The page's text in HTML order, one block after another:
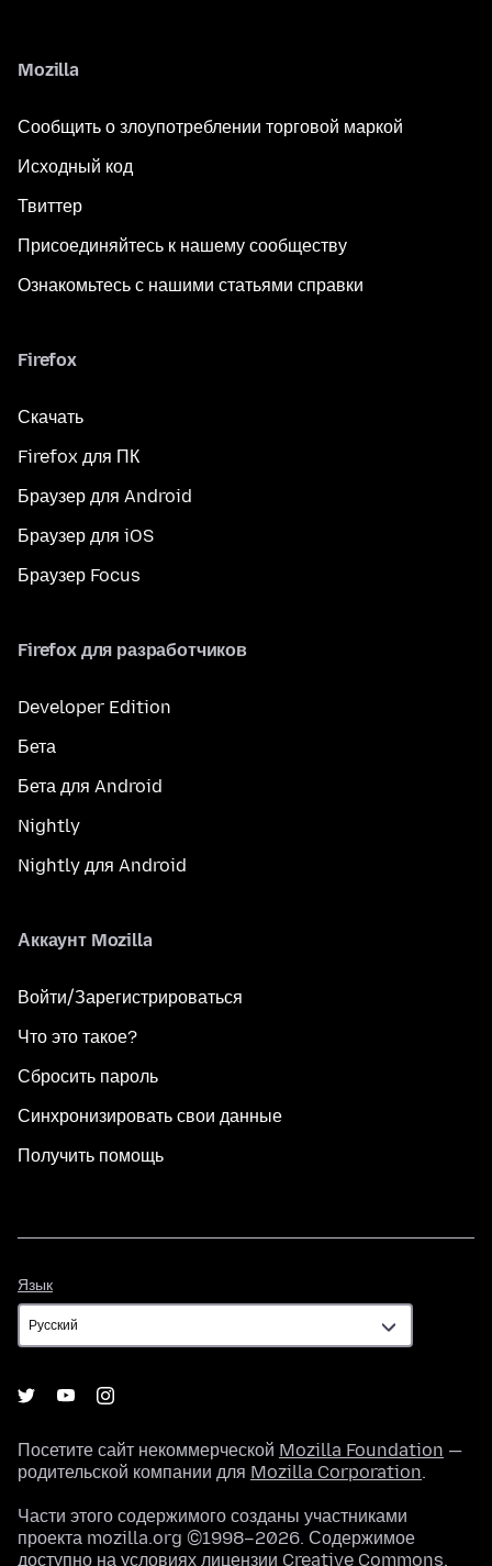
Mozilla
Сообщить о злоупотреблении торговой маркой
Исходный код
Твиттер
Присоединяйтесь к нашему сообществу
Ознакомьтесь с нашими статьями справки
Firefox
Скачать
Firefox для ПК
Браузер для Android
Браузер для iOS
Браузер Focus
Firefox для разработчиков
Developer Edition
Бета
Бета для Android
Nightly
Nightly для Android
Аккаунт Mozilla
Войти/Зарегистрироваться
Что это такое?
Сбросить пароль
Синхронизировать свои данные
Получить помощь
Язык
Посетите сайт некоммерческой Mozilla Foundation —
родительской компании для Mozilla Corporation.
Части этого содержимого созданы участниками
проекта mozilla.org ©1998–2026. Содержимое
доступно на условиях лицензии Creative Commons.